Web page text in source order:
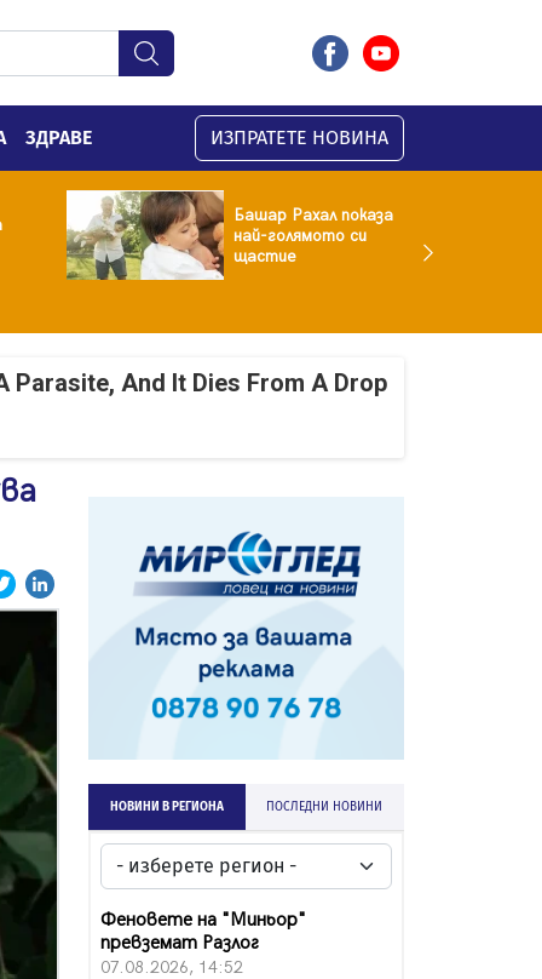
ЗДРАВЕ ИЗПРАТЕТЕ НОВИНА
Башар Рахал показа
най-голямото си
щастие
Parasite, And It Dies From A Drop
НОВИНИ В РЕГИОНА ПОСЛЕДНИ НОВИНИ
Феновете на "Миньор"
превземат Разлог
07.08.2026, 14:52